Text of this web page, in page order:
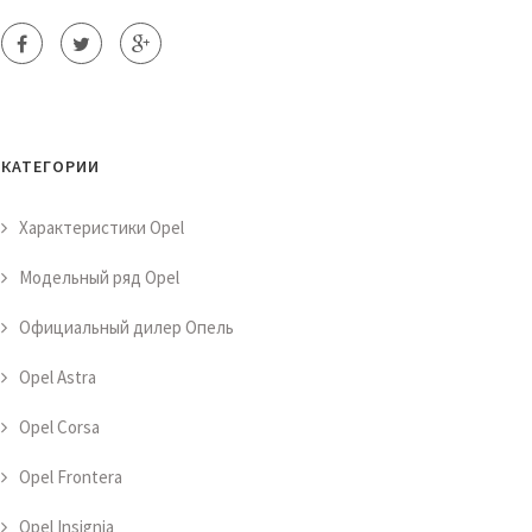
КАТЕГОРИИ
Характеристики Opel
Модельный ряд Opel
Официальный дилер Опель
Opel Astra
Opel Corsa
Opel Frontera
Opel Insignia